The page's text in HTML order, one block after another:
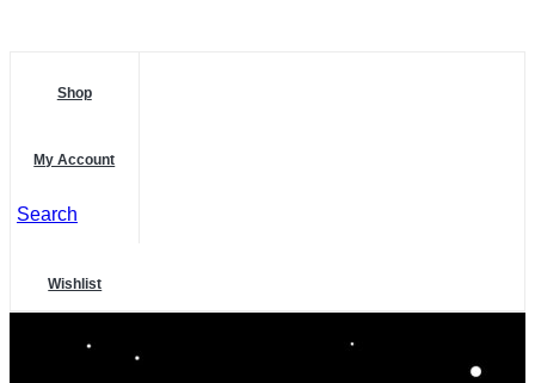
Shop
My Account
Search
Wishlist